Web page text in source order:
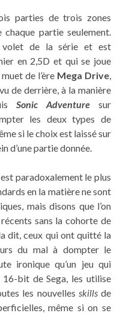
parties de trois zones
partie seulement.
volet de la série et est
en 2,5D et qui se joue
de l’ère Mega Drive,
de derrière, à la manière
Sonic Adventure sur
les deux types de
si le choix est laissé sur
d’une partie donnée.
paradoxalement le plus
en la matière ne sont
mais disons que l’on
sans la cohorte de
dit, ceux qui ont quitté la
du mal à dompter le
ironique qu’un jeu qui
16-bit de Sega, les utilise
les nouvelles skillsde
même si on se